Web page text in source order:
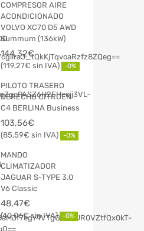
COMPRESOR AIRE
ACONDICIONADO
VOLVO XC70 D5 AWD
Summum (136kW)
144,32€
119,27€ -0%
PILOTO TRASERO
DERECHO CITROEN
C4 BERLINA Business
103,56€
85,59€ -0%
MANDO
CLIMATIZADOR
JAGUAR S-TYPE 3.0
V6 Classic
48,47€
40,06€ -0%